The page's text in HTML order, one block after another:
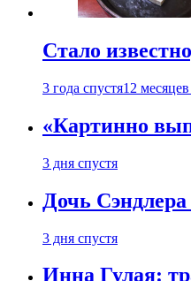
Стало
3 года спустя12
«Картинно
3 дня спустя
Дочь
3 дня спустя
Инна Гулая: